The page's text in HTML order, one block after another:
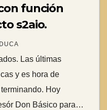
función
s2aio.
Las últimas
y es hora de
Hoy
Don Básico para…